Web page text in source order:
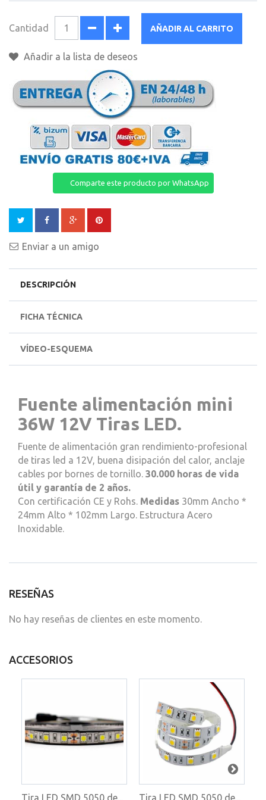
Cantidad AÑADIR AL CARRITO
Añadir a la lista de deseos
Comparte este producto por WhatsApp
Enviar a un amigo
DESCRIPCIÓN
FICHA TÉCNICA
VÍDEO-ESQUEMA
Fuente alimentación mini
36W 12V Tiras LED.
Fuente de alimentación gran rendimiento-profesional
de tiras led a 12V, buena disipación del calor, anclaje
cables por bornes de tornillo. 30.000 horas de vida
útil y garantía de 2 años.
Con certificación CE y Rohs. Medidas 30mm Ancho *
24mm Alto * 102mm Largo. Estructura Acero
Inoxidable.
RESEÑAS
No hay reseñas de clientes en este momento.
ACCESORIOS
Tira LED SMD 5050 de... Tira LED SMD 5050 de...